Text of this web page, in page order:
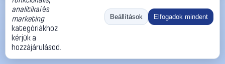
«
Méret:
Rendezés:
©2026
ThermoScope
Cégbemutató
analitikaiés
marketing
kategóriákhoz
kérjük a
hozzájárulásod.
Beállítások Elfogadok mindent